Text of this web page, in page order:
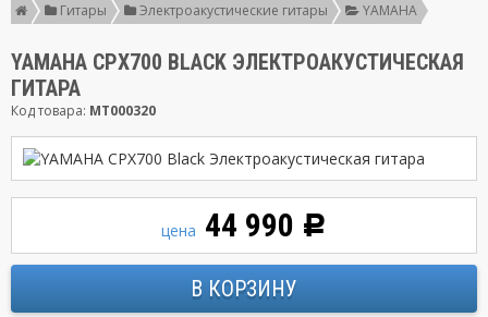
Гитары Электроакустические гитары YAMAHA
YAMAHA CPX700 BLACK ЭЛЕКТРОАКУСТИЧЕСКАЯ
ГИТАРА
Код товара: MT000320
цена 44 990 Р